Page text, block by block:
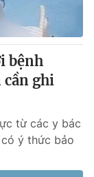
bệnh
cần ghi
từ các y bác
ý thức bảo